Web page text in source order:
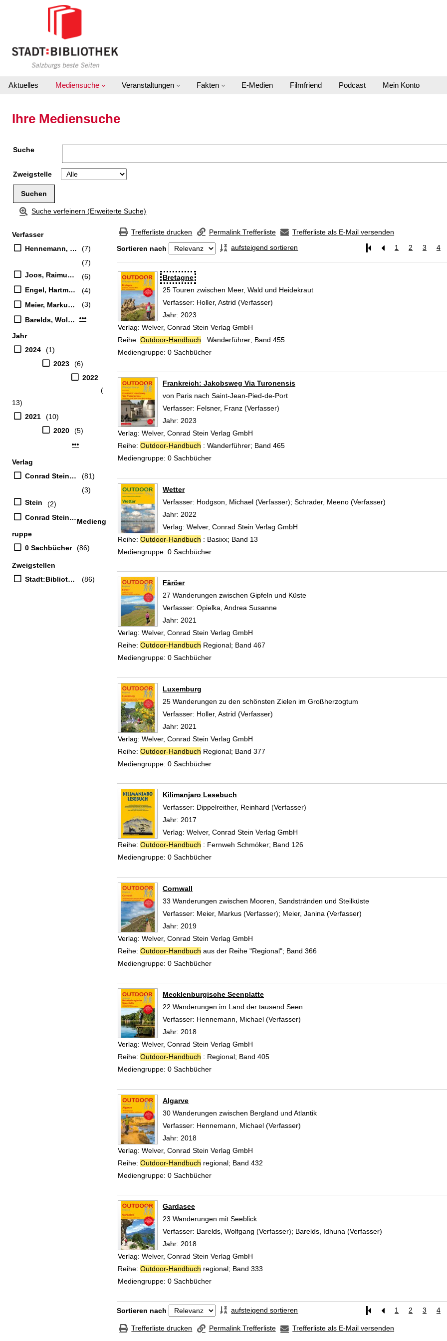
Zu den Suchfiltern springen
Zur Trefferliste springen
Aktuelles Mediensuche Veranstaltungen Fakten E-Medien Filmfriend Podcast Mein Konto
Ihre Mediensuche
Suche
Zweigstelle
Suche verfeinern (Erweiterte Suche)
Suchfilter
Verfasser
Hennemann, Michael (Verfasser)
(7)
Joos, Raimund (Verfasser)
(7)
Engel, Hartmut (Verfasser)
(6)
Meier, Markus (Verfasser)
(4)
Barelds, Wolfgang (Verfasser)
(3)
Mehr Verfasser-Filter anzeigen
Jahr
2024
(1)
2023
(6)
2022
(
13)
2021
(10)
2020
(5)
Mehr Jahr-Filter anzeigen
Verlag
Conrad Stein Verlag GmbH
(81)
Stein
(3)
Conrad Stein Verlag
(2)
Medieng
ruppe
0 Sachbücher
(86)
Zweigstellen
Stadt:Bibliothek
(86)
Trefferliste drucken Permalink Trefferliste Trefferliste als E-Mail versenden
Sortieren nach aufsteigend sortieren 1 2 3 4
Suchergebnis
Zu den Suchfiltern springen
Bretagne
25 Touren zwischen Meer, Wald und Heidekraut
Verfasser: Holler, Astrid (Verfasser)
Jahr: 2023
Verlag: Welver, Conrad Stein Verlag GmbH
Reihe: Outdoor-Handbuch : Wanderführer; Band 455
Mediengruppe: 0 Sachbücher
Frankreich: Jakobsweg Via Turonensis
von Paris nach Saint-Jean-Pied-de-Port
Verfasser: Felsner, Franz (Verfasser)
Jahr: 2023
Verlag: Welver, Conrad Stein Verlag GmbH
Reihe: Outdoor-Handbuch : Wanderführer; Band 465
Mediengruppe: 0 Sachbücher
Wetter
Verfasser: Hodgson, Michael (Verfasser); Schrader, Meeno (Verfasser)
Jahr: 2022
Verlag: Welver, Conrad Stein Verlag GmbH
Reihe: Outdoor-Handbuch : Basixx; Band 13
Mediengruppe: 0 Sachbücher
Färöer
27 Wanderungen zwischen Gipfeln und Küste
Verfasser: Opielka, Andrea Susanne
Jahr: 2021
Verlag: Welver, Conrad Stein Verlag GmbH
Reihe: Outdoor-Handbuch Regional; Band 467
Mediengruppe: 0 Sachbücher
Luxemburg
25 Wanderungen zu den schönsten Zielen im Großherzogtum
Verfasser: Holler, Astrid (Verfasser)
Jahr: 2021
Verlag: Welver, Conrad Stein Verlag GmbH
Reihe: Outdoor-Handbuch Regional; Band 377
Mediengruppe: 0 Sachbücher
Kilimanjaro Lesebuch
Verfasser: Dippelreither, Reinhard (Verfasser)
Jahr: 2017
Verlag: Welver, Conrad Stein Verlag GmbH
Reihe: Outdoor-Handbuch : Fernweh Schmöker; Band 126
Mediengruppe: 0 Sachbücher
Cornwall
33 Wanderungen zwischen Mooren, Sandstränden und Steilküste
Verfasser: Meier, Markus (Verfasser); Meier, Janina (Verfasser)
Jahr: 2019
Verlag: Welver, Conrad Stein Verlag GmbH
Reihe: Outdoor-Handbuch aus der Reihe "Regional"; Band 366
Mediengruppe: 0 Sachbücher
Mecklenburgische Seenplatte
22 Wanderungen im Land der tausend Seen
Verfasser: Hennemann, Michael (Verfasser)
Jahr: 2018
Verlag: Welver, Conrad Stein Verlag GmbH
Reihe: Outdoor-Handbuch : Regional; Band 405
Mediengruppe: 0 Sachbücher
Algarve
30 Wanderungen zwischen Bergland und Atlantik
Verfasser: Hennemann, Michael (Verfasser)
Jahr: 2018
Verlag: Welver, Conrad Stein Verlag GmbH
Reihe: Outdoor-Handbuch regional; Band 432
Mediengruppe: 0 Sachbücher
Gardasee
23 Wanderungen mit Seeblick
Verfasser: Barelds, Wolfgang (Verfasser); Barelds, Idhuna (Verfasser)
Jahr: 2018
Verlag: Welver, Conrad Stein Verlag GmbH
Reihe: Outdoor-Handbuch regional; Band 333
Mediengruppe: 0 Sachbücher
Zu den Suchfiltern springen
Sortieren nach aufsteigend sortieren 1 2 3 4
Trefferliste drucken Permalink Trefferliste Trefferliste als E-Mail versenden